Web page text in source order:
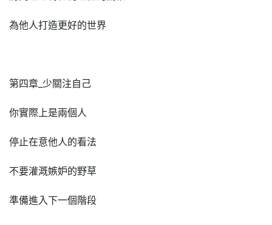
為他人打造更好的世界
第四章_少關注自己
你實際上是兩個人
停止在意他人的看法
不要灌溉嫉妒的野草
準備進入下一個階段